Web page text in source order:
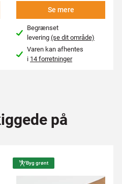
Se mere
Begrænset
levering(se dit område)
Varen kan afhentes
i 14 forretninger
på
Byg grønt